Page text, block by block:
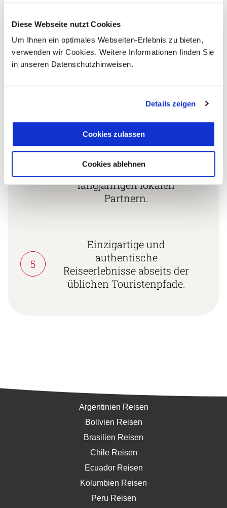
Diese Webseite nutzt Cookies
Um Ihnen ein optimales Webseiten-Erlebnis zu bieten,
verwenden wir Cookies. Weitere Informationen finden Sie
in unseren Datenschutzhinweisen.
Details zeigen
Cookies zulassen
Cookies ablehnen
Mehrfach mit
Tourismuspreisen
nachhaltiges Unternehmen
zertifiziert.
Zusammenarbeit in den
Reiseländern nur mit
eigenen Agenturen oder
langjährigen lokalen
Partnern.
5
Einzigartige und
authentische
Reiseerlebnisse abseits der
üblichen Touristenpfade.
Argentinien Reisen
Bolivien Reisen
Brasilien Reisen
Chile Reisen
Ecuador Reisen
Kolumbien Reisen
Peru Reisen